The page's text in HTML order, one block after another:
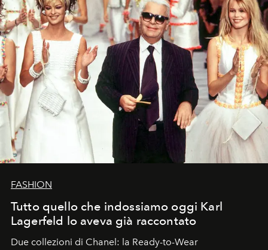
FASHION
Tutto quello che indossiamo oggi Karl
Lagerfeld lo aveva già raccontato
Due collezioni di Chanel: la Ready-to-Wear